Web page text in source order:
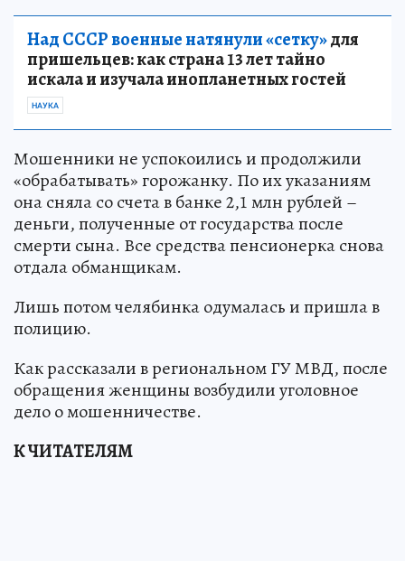
Над СССР военные натянули «сетку»для
пришельцев: как страна 13 лет тайно
искала и изучала инопланетных гостей
НАУКА
Мошенники не успокоились и продолжили
«обрабатывать» горожанку. По их указаниям
она сняла со счета в банке 2,1 млн рублей –
деньги, полученные от государства после
смерти сына. Все средства пенсионерка снова
отдала обманщикам.
Лишь потом челябинка одумалась и пришла в
полицию.
Как рассказали в региональном ГУ МВД, после
обращения женщины возбудили уголовное
дело о мошенничестве.
К ЧИТАТЕЛЯМ